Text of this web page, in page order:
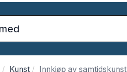
Kunst Innkjøp av samtidskunst